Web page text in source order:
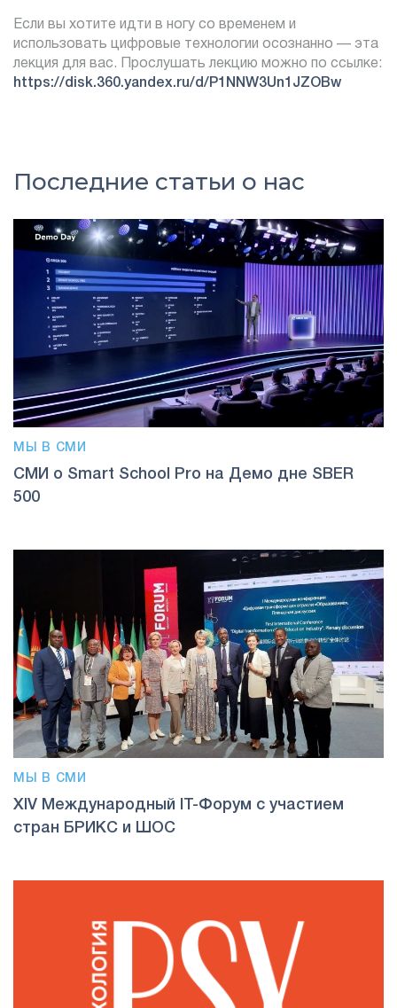
Если вы хотите идти в ногу со временем и
использовать цифровые технологии осознанно — эта
лекция для вас. Прослушать лекцию можно по ссылке:
https://disk.360.yandex.ru/d/P1NNW3Un1JZOBw
Последние статьи о нас
МЫ В СМИ
СМИ о Smart School Pro на Демо дне SBER
500
МЫ В СМИ
XIV Международный IT-Форум с участием
стран БРИКС и ШОС